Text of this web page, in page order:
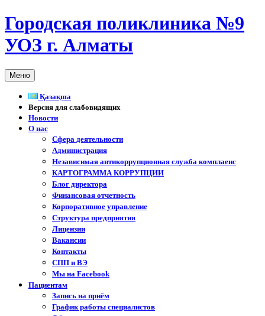
Перейти
к
содержимому
Городская поликлиника №9
УОЗ г. Алматы
Меню
Қазақша
Версия для слабовидящих
Новости
О нас
Сфера деятельности
Администрация
Независимая антикоррупционная служба комплаенс
КАРТОГРАММА КОРРУПЦИИ
Блог директора
Финансовая отчетность
Корпоративное управление
Структура предприятия
Лицензии
Вакансии
Контакты
СПП и ВЭ
Мы на Facebook
Пациентам
Запись на приём
График работы специалистов